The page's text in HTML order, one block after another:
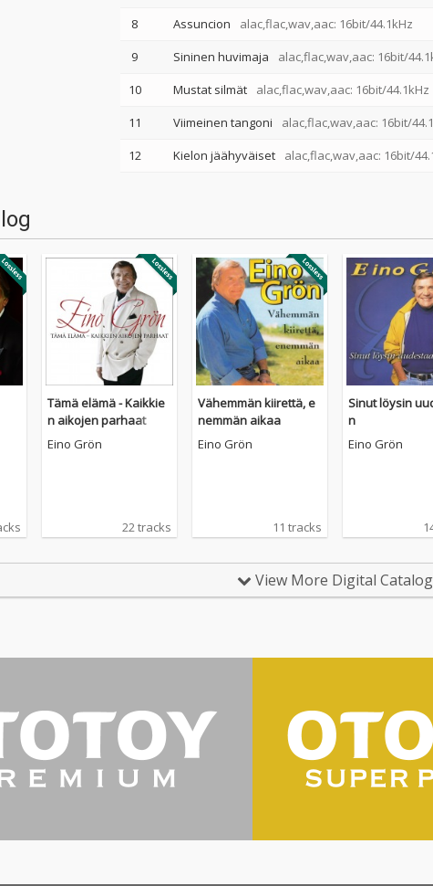
8
Assuncion alac,flac,wav,aac: 16bit/44.1kHz
9
Sininen huvimaja alac,flac,wav,aac: 16bit/
10
Mustat silmät alac,flac,wav,aac: 16bit/44.1kHz
11
Viimeinen tangoni alac,flac,wav,aac: 16bit/
12
Kielon jäähyväiset alac,flac,wav,aac: 16bit/
Tämä elämä - Kaikkie
n aikojen parhaat
Eino Grön
22 tracks
Vähemmän kiirettä, e
nemmän aikaa
Eino Grön
11 tracks
Sinut löysin
n
Eino Grön
View More Digital Catalog